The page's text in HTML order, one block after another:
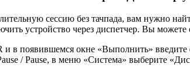
сессию без тачпада, вам нужно
устройство через диспетчер. Вы
и в появившемся окне «Выполнить» введите
/ Pause, в меню «Система» выберите